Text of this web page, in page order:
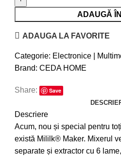
ADAUGĂ
ADAUGA LA FAVORITE
Categorie: Electronice |
Brand: CEDA HOME
Share:
Save
Descriere
Acum, nou și special pentru
există Mililk® Maker. Mixerul
separate și extractor cu 6